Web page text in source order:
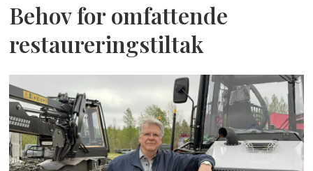
Behov for omfattende
restaureringstiltak